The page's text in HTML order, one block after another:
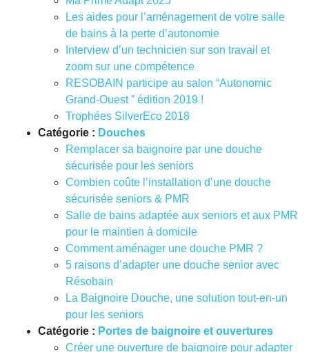
Les aides pour l’aménagement de votre salle
de bains à la perte d’autonomie
Interview d’un technicien sur son travail et
zoom sur une compétence
RESOBAIN participe au salon “Autonomic
Grand-Ouest ” édition 2019 !
Trophées SilverEco 2018
Catégorie : Douches
Remplacer sa baignoire par une douche
sécurisée pour les seniors
Combien coûte l’installation d’une douche
sécurisée seniors & PMR
Salle de bains adaptée aux seniors et aux PMR
pour le maintien à domicile
Comment aménager une douche PMR ?
5 raisons d’adapter une douche senior avec
Résobain
La Baignoire Douche, une solution tout-en-un
pour les seniors
Catégorie : Portes de baignoire et ouvertures
Créer une ouverture de baignoire pour adapter